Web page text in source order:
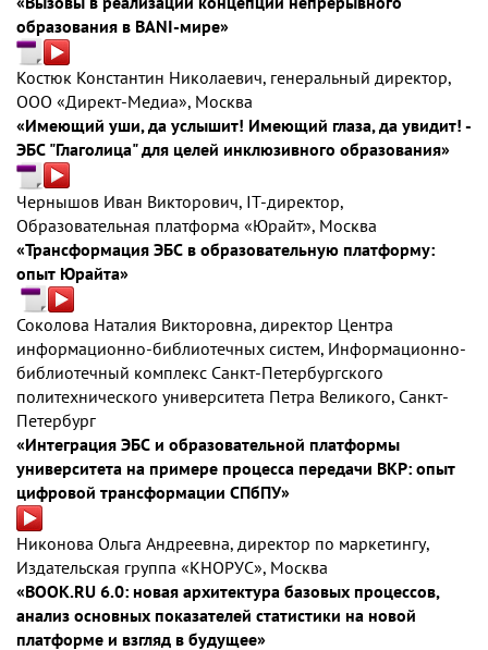
образования в BANI-мире»
Костюк Константин Николаевич, генеральный директор,
ООО «Директ-Медиа», Москва
«Имеющий уши, да услышит! Имеющий глаза, да увидит! -
ЭБС "Глаголица" для целей инклюзивного образования»
Чернышов Иван Викторович, IT-директор,
Образовательная платформа «Юрайт», Москва
«Трансформация ЭБС в образовательную платформу:
опыт Юрайта»
Соколова Наталия Викторовна, директор Центра
информационно-библиотечных систем, Информационно-
библиотечный комплекс Санкт-Петербургского
политехнического университета Петра Великого, Санкт-
Петербург
«Интеграция ЭБС и образовательной платформы
университета на примере процесса передачи ВКР: опыт
цифровой трансформации СПбПУ»
Никонова Ольга Андреевна, директор по маркетингу,
Издательская группа «КНОРУС», Москва
«BOOK.RU 6.0: новая архитектура базовых процессов,
анализ основных показателей статистики на новой
платформе и взгляд в будущее»